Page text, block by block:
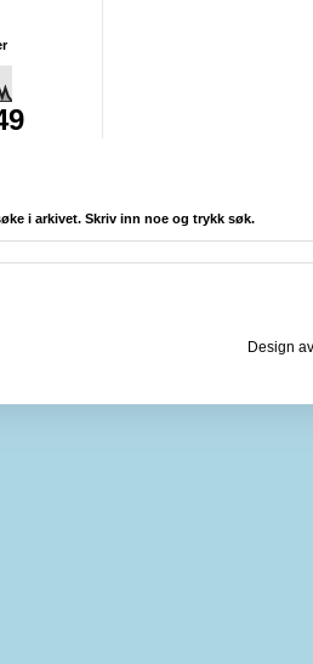
i arkivet. Skriv inn noe og trykk søk.
Design